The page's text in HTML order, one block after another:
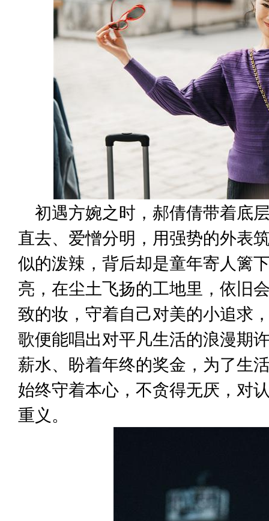
初遇方婉之时，郝倩倩带着底
直去、爱憎分明，用强势的外表
似的泼辣，背后却是童年寄人篱
亮，在尘土飞扬的工地里，依旧
致的妆，守着自己对美的小追求
歌便能唱出对平凡生活的浪漫期
薪水、盼着年终的奖金，为了生
始终守着本心，不贪得无厌，对
重义。